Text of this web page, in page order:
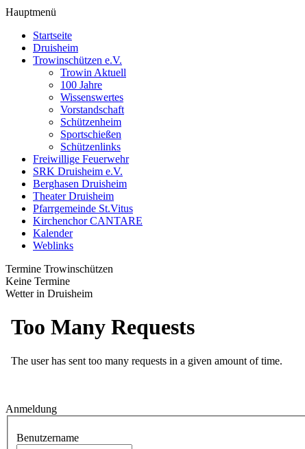
Hauptmenü
Startseite
Druisheim
Trowinschützen e.V.
Trowin Aktuell
100 Jahre
Wissenswertes
Vorstandschaft
Schützenheim
Sportschießen
Schützenlinks
Freiwillige Feuerwehr
SRK Druisheim e.V.
Berghasen Druisheim
Theater Druisheim
Pfarrgemeinde St.Vitus
Kirchenchor CANTARE
Kalender
Weblinks
Termine Trowinschützen
Keine Termine
Wetter in Druisheim
Anmeldung
Benutzername